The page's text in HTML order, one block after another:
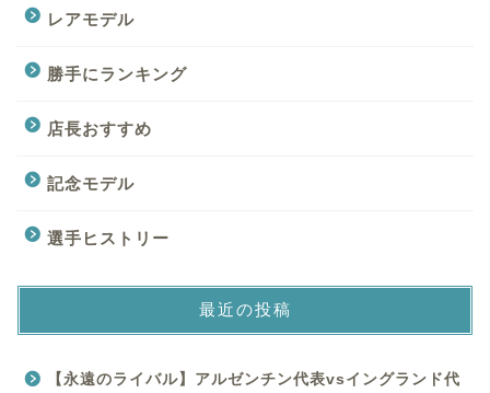
レアモデル
勝手にランキング
店長おすすめ
記念モデル
選手ヒストリー
最近の投稿
【永遠のライバル】アルゼンチン代表vsイングランド代